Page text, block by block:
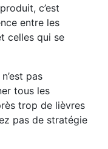
c’est
entre les
celles qui se
pas
tous les
trop de lièvres
pas de stratégie